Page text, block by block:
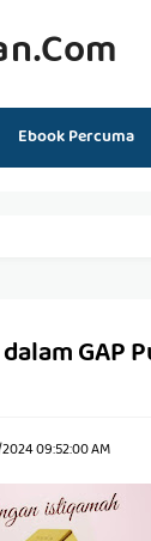
Ebook Percuma
GAP
09:52:00 AM